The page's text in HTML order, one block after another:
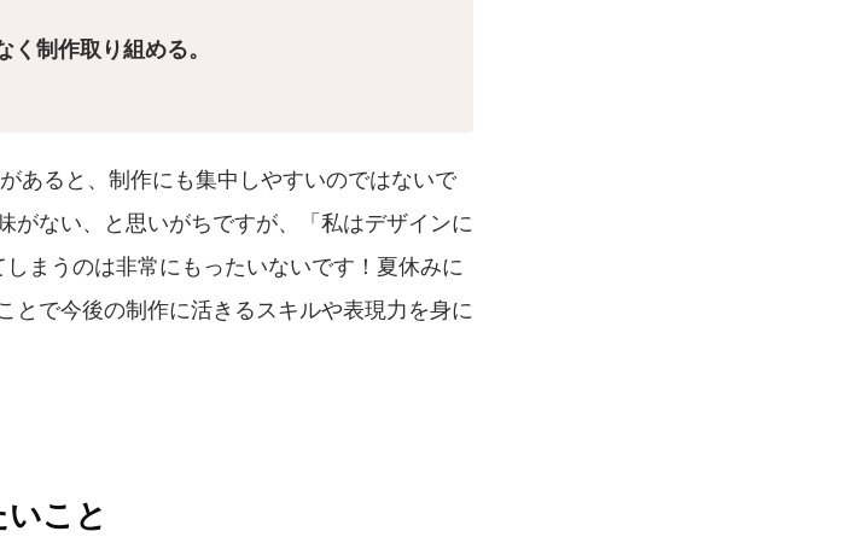
制作取り組める。
あると、制作にも集中しやすいのではないで
がない、と思いがちですが、「私はデザインに
まうのは非常にもったいないです！夏休みに
とで今後の制作に活きるスキルや表現力を身に
こと